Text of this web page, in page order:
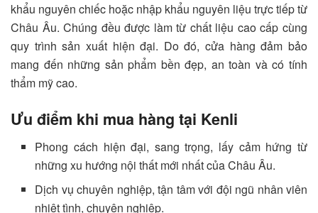
khẩu nguyên chiếc hoặc nhập khẩu nguyên liệu trực tiếp từ
Châu Âu. Chúng đều được làm từ chất liệu cao cấp cùng
quy trình sản xuất hiện đại. Do đó, cửa hàng đảm bảo
mang đến những sản phẩm bền đẹp, an toàn và có tính
thẩm mỹ cao.
Ưu điểm khi mua hàng tại Kenli
Phong cách hiện đại, sang trọng, lấy cảm hứng từ
những xu hướng nội thất mới nhất của Châu Âu.
Dịch vụ chuyên nghiệp, tận tâm với đội ngũ nhân viên
nhiệt tình, chuyên nghiệp.